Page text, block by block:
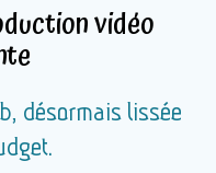
vidéo
désormais lissée